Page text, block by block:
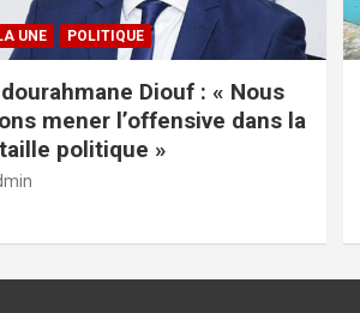
UNE POLITIQUE
Diouf : « Nous
mener l’offensive dans la
politique »